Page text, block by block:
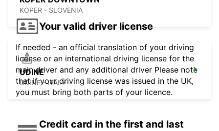
KOPER - SLOVENIA
UDINE
UDINE - ITALY
Your valid driver license
If needed - an official translation of your driving
license or an international driving license for the
main driver and any additional driver Please note
that if your driving license was issued in the UK,
you must bring both parts of your licence.
Credit card in the first and last